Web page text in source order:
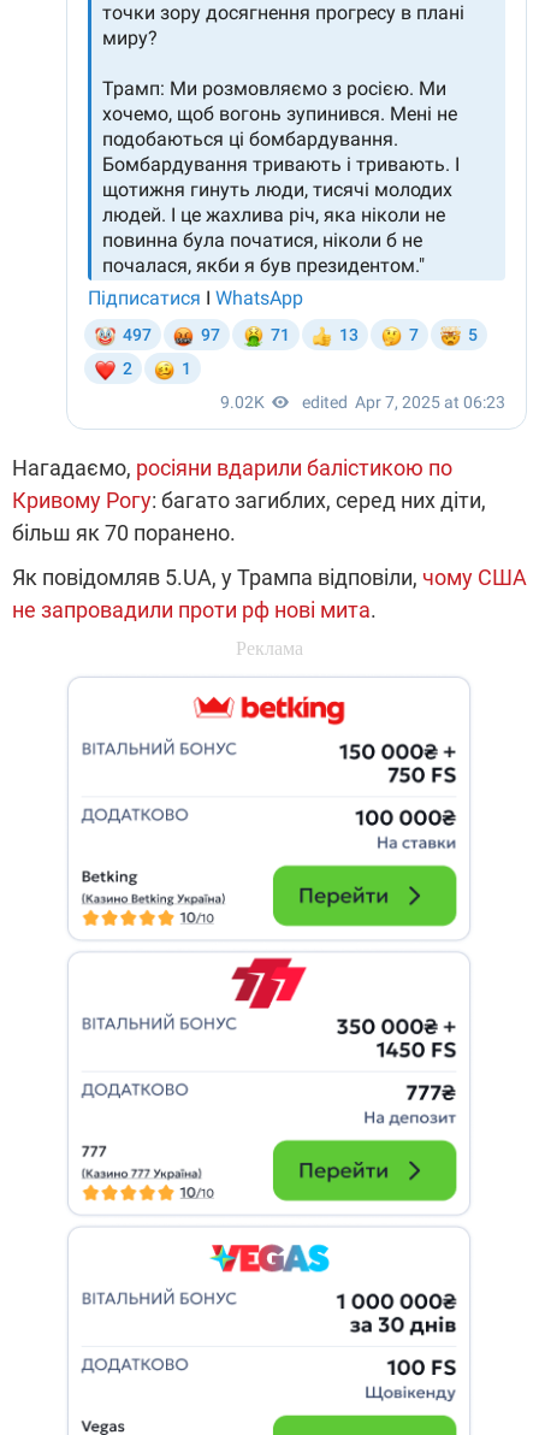
Нагадаємо, росіяни вдарили балістикою по
Кривому Рогу: багато загиблих, серед них діти,
більш як 70 поранено.
Як повідомляв 5.UA, у Трампа відповіли, чому США
не запровадили проти рф нові мита.